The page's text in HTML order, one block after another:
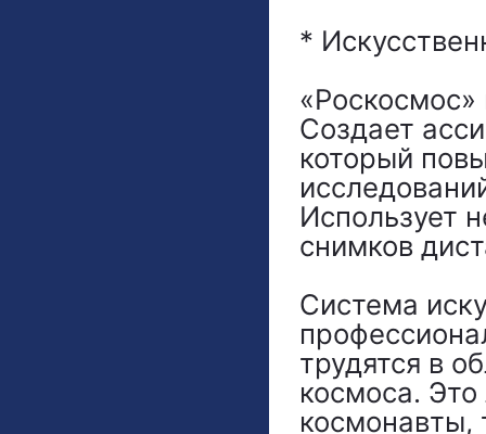
*
Создает
который
Использует
снимков
Система
трудятся в
космоса.
космонавты,